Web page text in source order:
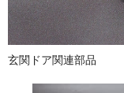
玄関ドア関連部品